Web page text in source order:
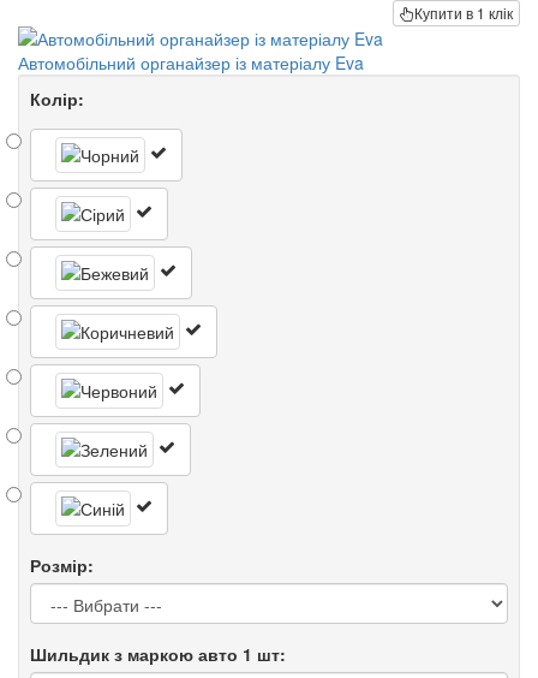
Купити в 1 клік
Автомобільний органайзер із матеріалу Eva
Колір:
Розмір:
Шильдик з маркою авто 1 шт: